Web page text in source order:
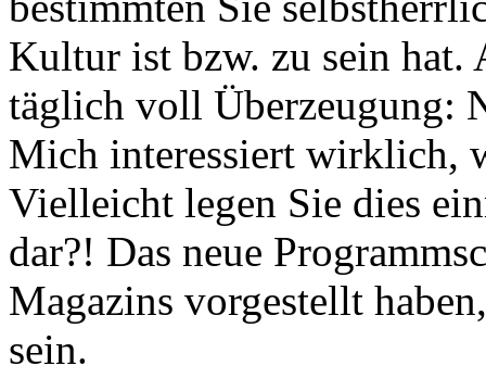
Kultur ist bzw. zu sein hat.
täglich voll Überzeugung:
Mich interessiert wirklich,
Vielleicht legen Sie dies
dar?! Das neue
Magazins vorgestellt
sein.